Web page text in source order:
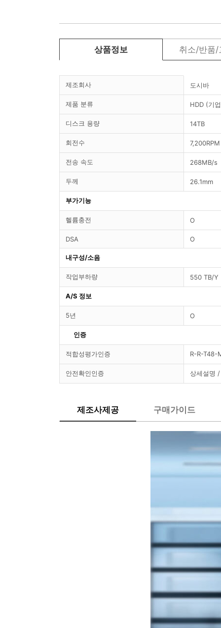
상품정보 취소/반품/
도시바
제품 분류 HDD (기업
디스크 용량 14TB
회전수 7,200RPM
전송 속도 268MB/s
두께 26.1mm
부가기능
헬륨충전
DSA
작업부하량
A/S 정보
5년
인증
적합성평가인증
안전확인인증 상세설명 /
제조사제공 구매가이드